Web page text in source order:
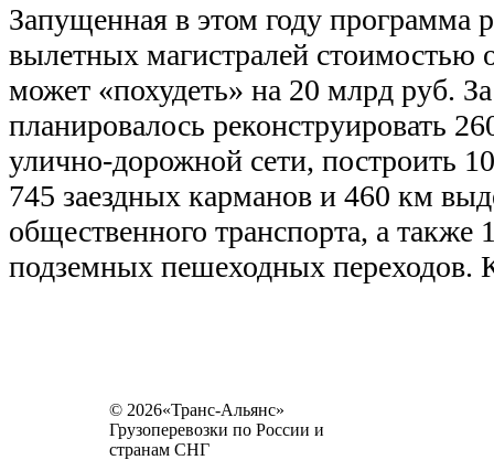
Запущенная в этом году программа
вылетных магистралей стоимостью
может «похудеть» на 20 млрд руб.
планировалось реконструировать
улично-дорожной сети, построить
745 заездных карманов и 460 км
общественного транспорта, а также
подземных пешеходных
© 2026«Транс-Альянс»
Грузоперевозки по России и
странам СНГ